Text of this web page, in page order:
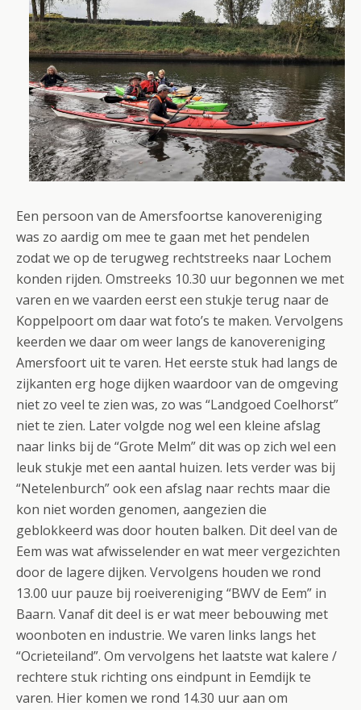
Een persoon van de Amersfoortse kanovereniging
was zo aardig om mee te gaan met het pendelen
zodat we op de terugweg rechtstreeks naar Lochem
konden rijden. Omstreeks 10.30 uur begonnen we met
varen en we vaarden eerst een stukje terug naar de
Koppelpoort om daar wat foto’s te maken. Vervolgens
keerden we daar om weer langs de kanovereniging
Amersfoort uit te varen. Het eerste stuk had langs de
zijkanten erg hoge dijken waardoor van de omgeving
niet zo veel te zien was, zo was “Landgoed Coelhorst”
niet te zien. Later volgde nog wel een kleine afslag
naar links bij de “Grote Melm” dit was op zich wel een
leuk stukje met een aantal huizen. Iets verder was bij
“Netelenburch” ook een afslag naar rechts maar die
kon niet worden genomen, aangezien die
geblokkeerd was door houten balken. Dit deel van de
Eem was wat afwisselender en wat meer vergezichten
door de lagere dijken. Vervolgens houden we rond
13.00 uur pauze bij roeivereniging “BWV de Eem” in
Baarn. Vanaf dit deel is er wat meer bebouwing met
woonboten en industrie. We varen links langs het
“Ocrieteiland”. Om vervolgens het laatste wat kalere /
rechtere stuk richting ons eindpunt in Eemdijk te
varen. Hier komen we rond 14.30 uur aan om